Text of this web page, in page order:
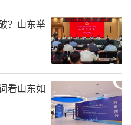
产力的布局。“琅
能大模型、海洋元
型海上风电及光伏基
东正在培育的海洋新
，山东正以科技创新
海牧渔”迈向智慧
？山东举
看山东如